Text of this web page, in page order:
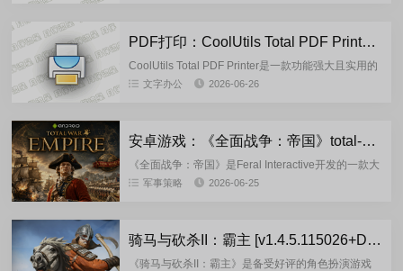
PDF打印：CoolUtils Total PDF Printer v4.1.0.68 多语言便携版
CoolUtils Total PDF Printer是一款功能强大且实用的
电脑端PDF打印软件，无需安装Adobe Acrobat等大
文字办公 2026-06-26
安卓游戏：《全面战争：帝国》total-war-empire-1.6.4rc3 多语言完整版
《全面战争：帝国》是Feral Interactive开发的一款大
型历史策略游戏的移动版，带领玩家进入18世纪，那
军事策略 2026-06-25
骑马与砍杀II：霸主 [v1.4.5.115026+DLC]-重制便携版(2026.06.24)
《骑马与砍杀II：霸主》是备受好评的角色扮演游戏